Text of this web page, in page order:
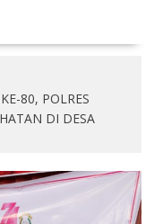
80, POLRES
DI DESA